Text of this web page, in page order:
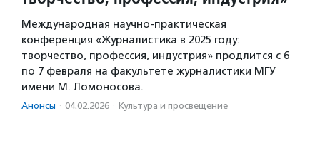
Международная научно-практическая
конференция «Журналистика в 2025 году:
творчество, профессия, индустрия» продлится с 6
по 7 февраля на факультете журналистики МГУ
имени М. Ломоносова.
Анонсы · 04.02.2026 · Культура и просвещение